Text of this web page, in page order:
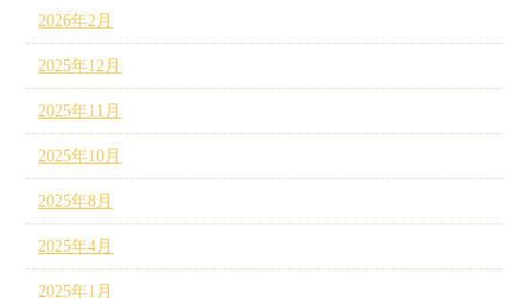
2026年2月
2025年12月
2025年11月
2025年10月
2025年8月
2025年4月
2025年1月